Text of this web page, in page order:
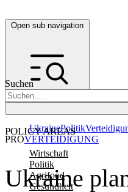
Open sub navigation
Suchen
POLICY AREAS
Wirtschaft
Politik
Agrifood
Gesundheit
UkrainePolitik
Ukraine
PROVERTEIDIGUNG